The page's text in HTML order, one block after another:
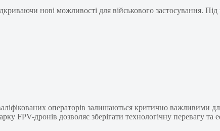
нові можливості для військового застосування.
операторів залишаються критично важливими
FPV-дронів дозволяє зберігати технологічну перевагу